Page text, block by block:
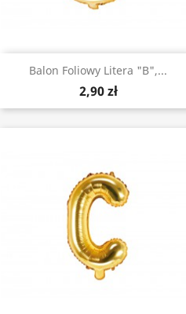
Balon Foliowy Litera "B",...
2,90 zł